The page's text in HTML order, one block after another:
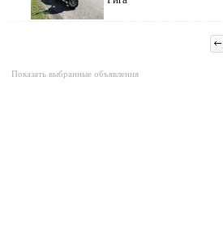
Показать выбранные объявления